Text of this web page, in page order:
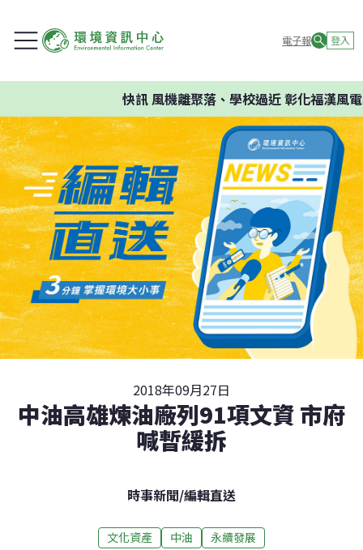
電子報 登入
快訊風機離聚落、學校過近 彰化福漢風電
2018年09月27日
中油高雄煉油廠列91項文資 市府
喊暫緩拆
時事新聞/編輯直送
文化資產 中油 永續發展